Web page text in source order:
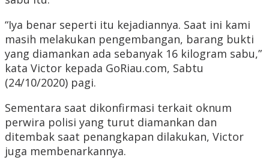
“Iya benar seperti itu kejadiannya. Saat ini kami
masih melakukan pengembangan, barang bukti
yang diamankan ada sebanyak 16 kilogram sabu,”
kata Victor kepada GoRiau.com, Sabtu
(24/10/2020) pagi.
Sementara saat dikonfirmasi terkait oknum
perwira polisi yang turut diamankan dan
ditembak saat penangkapan dilakukan, Victor
juga membenarkannya.